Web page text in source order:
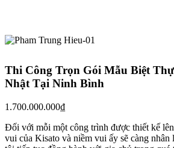
Thi Công Trọn Gói Mẫu Biệt
Nhật Tại Ninh Bình
1.700.000.000₫
Đối với mỗi một công trình được thiết kế
vui của Kisato và niềm vui ấy sẽ càng nhân